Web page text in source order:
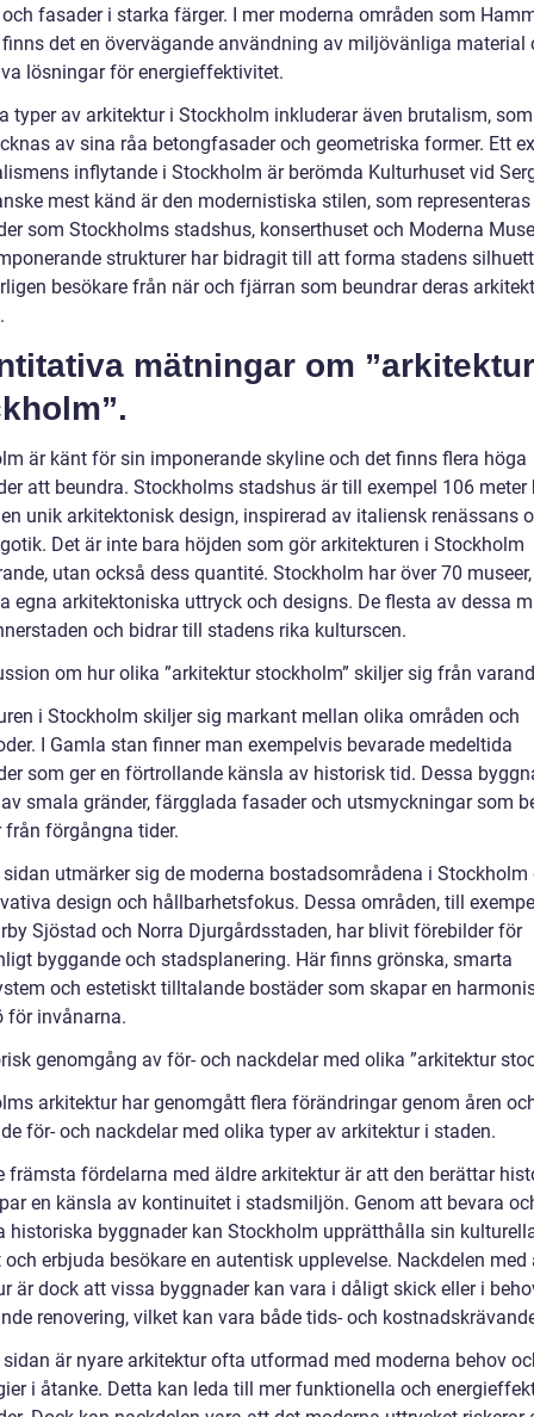
fasader i starka färger. I mer moderna områden som
det en övervägande användning av miljövänliga material
lösningar för energieffektivitet.
typer av arkitektur i Stockholm inkluderar även brutalism, som
av sina råa betongfasader och geometriska former. Ett
inflytande i Stockholm är berömda Kulturhuset vid
mest känd är den modernistiska stilen, som
som Stockholms stadshus, konserthuset och Moderna
strukturer har bidragit till att forma stadens
besökare från när och fjärran som beundrar deras
mätningar om ”arkitektur
är känt för sin imponerande skyline och det finns flera höga
att beundra. Stockholms stadshus är till exempel 106 meter
unik arkitektonisk design, inspirerad av italiensk renässans
Det är inte bara höjden som gör arkitekturen i Stockholm
utan också dess quantité. Stockholm har över 70
egna arkitektoniska uttryck och designs. De flesta av dessa
och bidrar till stadens rika kulturscen.
om hur olika ”arkitektur stockholm” skiljer sig från
i Stockholm skiljer sig markant mellan olika områden och
I Gamla stan finner man exempelvis bevarade medeltida
som ger en förtrollande känsla av historisk tid. Dessa
smala gränder, färgglada fasader och utsmyckningar som
från förgångna tider.
utmärker sig de moderna bostadsområdena i Stockholm
design och hållbarhetsfokus. Dessa områden, till
Sjöstad och Norra Djurgårdsstaden, har blivit förebilder för
byggande och stadsplanering. Här finns grönska, smarta
och estetiskt tilltalande bostäder som skapar en
för invånarna.
genomgång av för- och nackdelar med olika ”arkitektur
arkitektur har genomgått flera förändringar genom åren
för- och nackdelar med olika typer av arkitektur i staden.
främsta fördelarna med äldre arkitektur är att den berättar
en känsla av kontinuitet i stadsmiljön. Genom att bevara
historiska byggnader kan Stockholm upprätthålla sin
erbjuda besökare en autentisk upplevelse. Nackdelen med
är dock att vissa byggnader kan vara i dåligt skick eller i
renovering, vilket kan vara både tids- och
sidan är nyare arkitektur ofta utformad med moderna behov
i åtanke. Detta kan leda till mer funktionella och